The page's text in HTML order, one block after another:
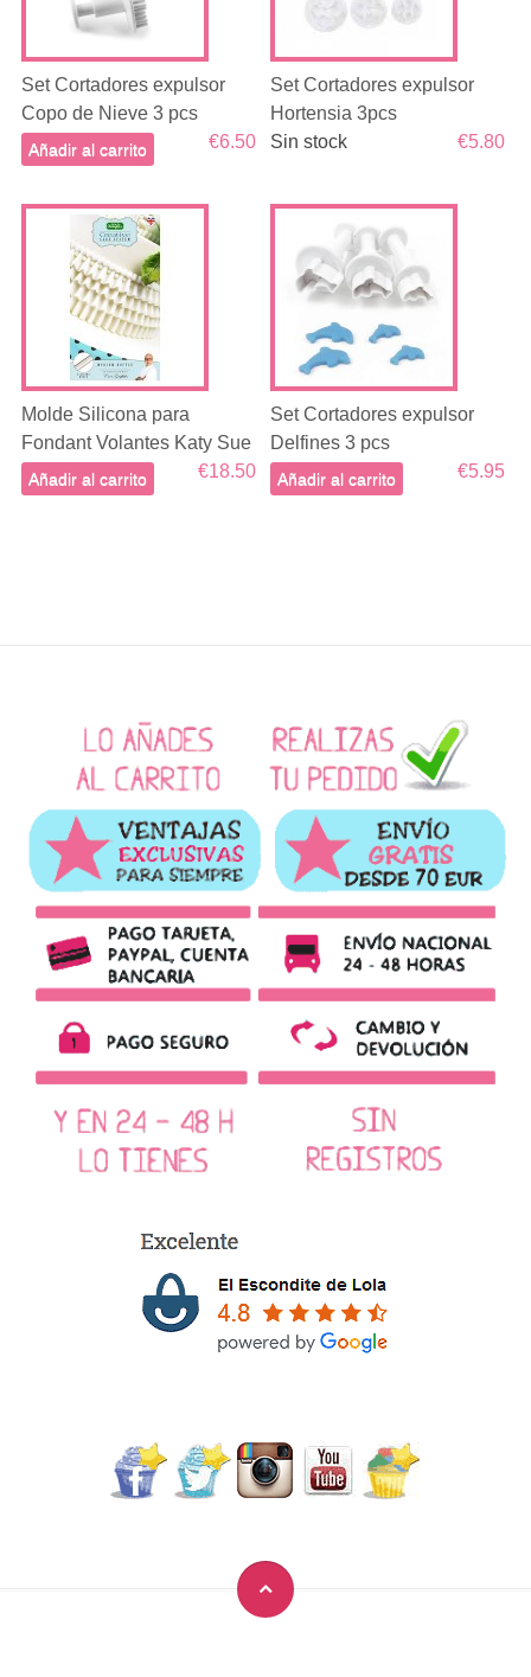
Set Cortadores expulsor
Copo de Nieve 3 pcs
€6.50
Añadir al carrito
Set Cortadores expulsor
Hortensia 3pcs
€5.80
Sin stock
Molde Silicona para
Fondant Volantes Katy Sue
€18.50
Añadir al carrito
Set Cortadores expulsor
Delfines 3 pcs
€5.95
Añadir al carrito